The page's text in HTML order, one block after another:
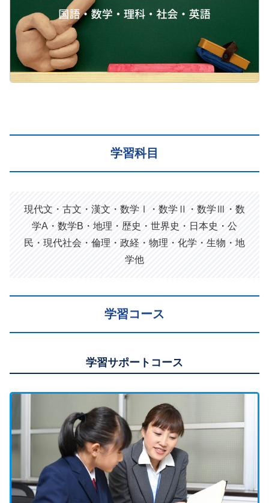
学習科目
現代文・古文・漢文・数学Ⅰ・数学Ⅱ・数学Ⅲ・数
学A・数学B・地理・歴史・世界史・日本史・公
民・現代社会・倫理・政経・物理・化学・生物・地
学他
学習コース
学習サポートコース